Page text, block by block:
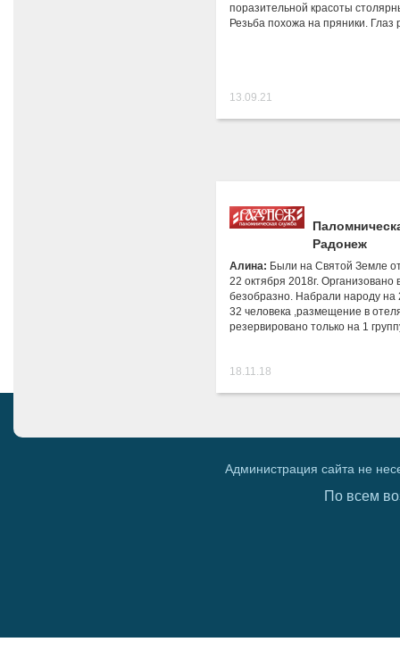
поразительной красоты
Резьба похожа на пряники. Глаз
13.09.21
Радонеж
Алина: Были на Святой Земле
22 октября 2018г. Организовано
безобразно. Набрали народу на
32 человека ,размещение в
резервировано только на 1
18.11.18
Администрация сайта не
По всем